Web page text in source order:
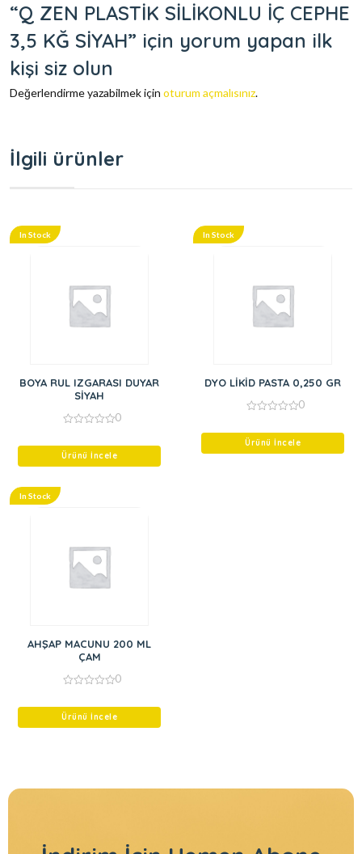
“Q ZEN PLASTİK SİLİKONLU İÇ CEPHE
3,5 KĞ SİYAH” için yorum yapan ilk
kişi siz olun
Değerlendirme yazabilmek için oturum açmalısınız.
İlgili ürünler
In Stock
BOYA RUL IZGARASI DUYAR
SİYAH
of
0
Ürünü İncele
In Stock
DYO LİKİD PASTA 0,250 GR
of
0
Ürünü İncele
In Stock
AHŞAP MACUNU 200 ML
ÇAM
of
0
Ürünü İncele